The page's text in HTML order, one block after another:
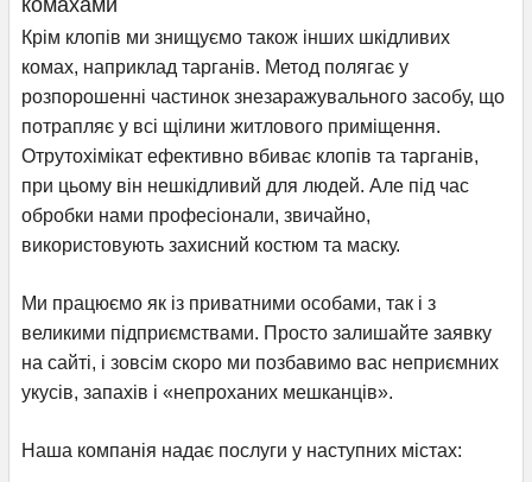
комахами
Крім клопів ми знищуємо також інших шкідливих
комах, наприклад тарганів. Метод полягає у
розпорошенні частинок знезаражувального засобу, що
потрапляє у всі щілини житлового приміщення.
Отрутохімікат ефективно вбиває клопів та тарганів,
при цьому він нешкідливий для людей. Але під час
обробки нами професіонали, звичайно,
використовують захисний костюм та маску.
Ми працюємо як із приватними особами, так і з
великими підприємствами. Просто залишайте заявку
на сайті, і зовсім скоро ми позбавимо вас неприємних
укусів, запахів і «непроханих мешканців».
Наша компанія надає послуги у наступних містах: